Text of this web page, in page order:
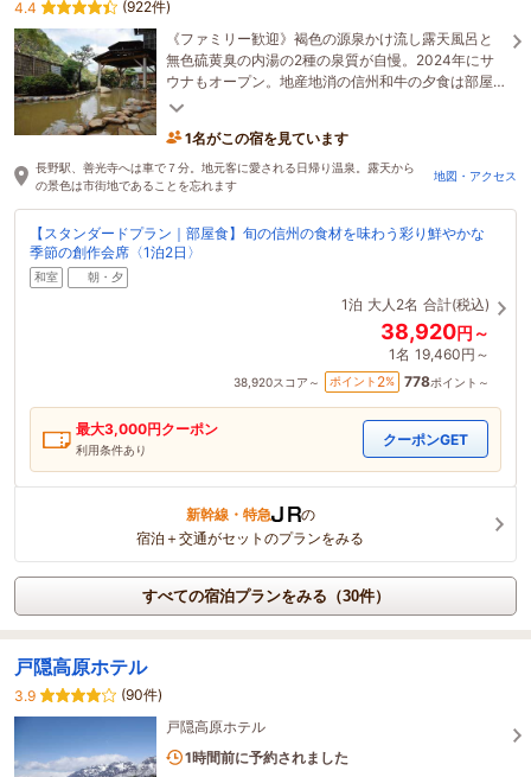
4.4
(922件)
《ファミリー歓迎》褐色の源泉かけ流し露天風呂と
無色硫黄臭の内湯の2種の泉質が自慢。2024年にサ
ウナもオープン。地産地消の信州和牛の夕食は部屋
食で提供します。長野駅・善光寺から車で7分とアク
1名がこの宿を見ています
長野駅、善光寺へは車で７分。地元客に愛される日帰り温泉。露天から
の景色は市街地であることを忘れます
地図・アクセス
【スタンダードプラン｜部屋食】旬の信州の食材を味わう彩り鮮やかな
季節の創作会席〈1泊2日〉
和室 朝・夕
1泊 大人2名 合計(税込)
38,920円～
1名 19,460円～
38,920スコア～ ポイント 2% 778ポイント～
最大3,000円クーポン
利用条件あり
クーポンGET
新幹線・特急
の
宿泊＋交通がセットのプランをみる
すべての宿泊プランをみる（30件）
戸隠高原ホテル
3.9
(90件)
戸隠高原ホテル
4名がこの宿を見ています